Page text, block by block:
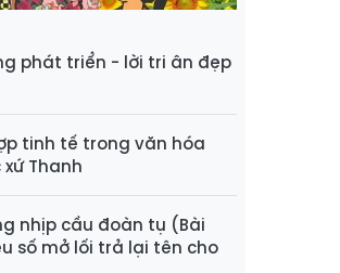
phát triển - lời tri ân đẹp
tinh tế trong văn hóa
Thanh
nhịp cầu đoàn tụ (Bài
số mở lối trả lại tên cho